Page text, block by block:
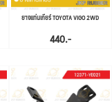
ยางแท่นเกียร์ TOYOTA VIGO 2WD
440.-